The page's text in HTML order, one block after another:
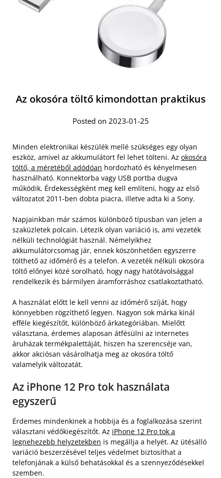
Az okosóra töltő kimondottan praktikus
Posted on 2023-01-25
Minden elektronikai készülék mellé szükséges egy olyan
eszköz, amivel az akkumulátort fel lehet tölteni. Az okosóra
töltő, a méretéből adódóan hordozható és kényelmesen
használható. Konnektorba vagy USB portba dugva
működik. Érdekességként meg kell említeni, hogy az első
változatot 2011-ben dobta piacra, illetve adta ki a Sony.
Napjainkban már számos különböző típusban van jelen a
szaküzletek polcain. Létezik olyan variáció is, ami vezeték
nélküli technológiát használ. Némelyikhez
akkumulátorcsomag jár, ennek köszönhetően egyszerre
tölthető az időmérő és a telefon. A vezeték nélküli okosóra
töltő előnyei közé sorolható, hogy nagy hatótávolsággal
rendelkezik és bármilyen áramforráshoz csatlakoztatható.
A használat előtt le kell venni az időmérő szíját, hogy
könnyebben rögzíthető legyen. Nagyon sok márka kínál
efféle kiegészítőt, különböző árkategóriában. Mielőtt
választana, érdemes alaposan átfésülni az internetes
áruházak termékpalettáját, hiszen ha szerencséje van,
akkor akciósan vásárolhatja meg az okosóra töltő
valamelyik változatát.
Az iPhone 12 Pro tok használata
egyszerű
Érdemes mindenkinek a hobbija és a foglalkozása szerint
választani védőkiegészítőt. Az iPhone 12 Pro tok a
legnehezebb helyzetekben is megállja a helyét. Az ütésálló
variáció beszerzésével teljes védelmet biztosíthat a
telefonjának a külső behatásokkal és a szennyeződésekkel
szemben.